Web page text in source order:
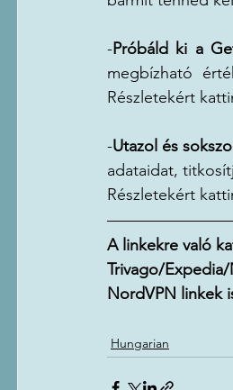
-Próbáld ki a
megbízható
Részletekért
-Utazol és
adataidat,
Részletekért
A linkekre való
Trivago/
NordVPN linkek
Hungarian